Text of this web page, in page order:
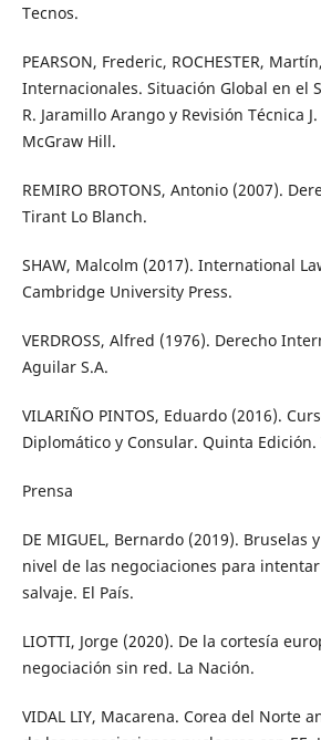
Tecnos.
PEARSON, Frederic, ROCHESTER,
Internacionales. Situación Global en el
R. Jaramillo Arango y Revisión Técnica
McGraw Hill.
REMIRO BROTONS, Antonio (2007).
Tirant Lo Blanch.
SHAW, Malcolm (2017). International
Cambridge University Press.
VERDROSS, Alfred (1976). Derecho
Aguilar S.A.
VILARIÑO PINTOS, Eduardo (2016).
Diplomático y Consular. Quinta Edición.
Prensa
DE MIGUEL, Bernardo (2019). Bruselas
nivel de las negociaciones para
salvaje. El País.
LIOTTI, Jorge (2020). De la cortesía
negociación sin red. La Nación.
VIDAL LIY, Macarena. Corea del Norte